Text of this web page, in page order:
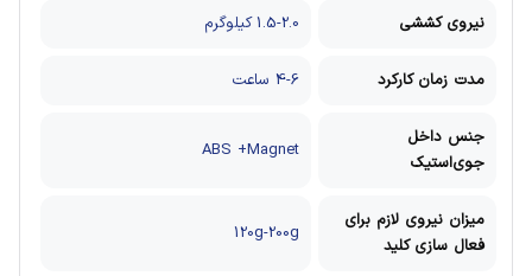
نیروی کششی 1.5-2.0 کیلوگرم
مدت زمان کارکرد 4-6 ساعت
جنس داخل
جوی‌استیک
ABS +Magnet
میزان نیروی لازم برای
فعال سازی کلید
120g-200g